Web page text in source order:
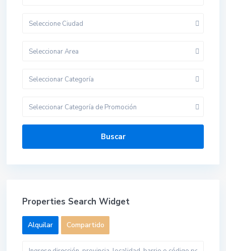
Seleccione Ciudad
Seleccionar Area
Seleccionar Categoría
Seleccionar Categoría de Promoción
Buscar
Properties Search Widget
Alquilar Compartido